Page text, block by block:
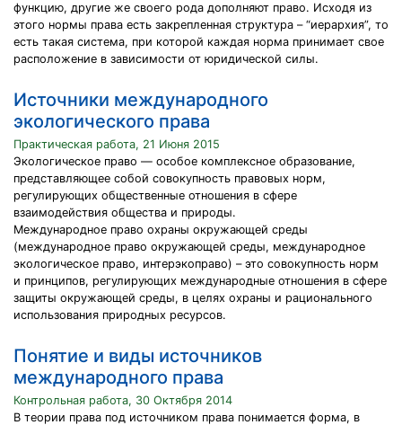
функцию, другие же своего рода дополняют право. Исходя из
этого нормы права есть закрепленная структура – “иерархия”, то
есть такая система, при которой каждая норма принимает свое
расположение в зависимости от юридической силы.
Источники международного
экологического права
Практическая работа, 21 Июня 2015
Экологическое право — особое комплексное образование,
представляющее собой совокупность правовых норм,
регулирующих общественные отношения в сфере
взаимодействия общества и природы.
Международное право охраны окружающей среды
(международное право окружающей среды, международное
экологическое право, интерэкоправо) – это совокупность норм
и принципов, регулирующих международные отношения в сфере
защиты окружающей среды, в целях охраны и рационального
использования природных ресурсов.
Понятие и виды источников
международного права
Контрольная работа, 30 Октября 2014
В теории права под источником права понимается форма, в